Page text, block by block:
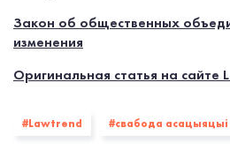
Закон об общественных
изменения
Оригинальная статья на сайте
#Lawtrend #свабода асацыяцыі